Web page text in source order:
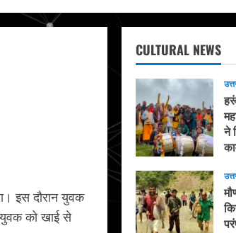
इस दौरान युवक
को खाई से
CULTURAL NEWS
ने